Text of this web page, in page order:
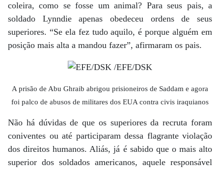
coleira, como se fosse um animal? Para seus pais, a
soldado Lynndie apenas obedeceu ordens de seus
superiores. “Se ela fez tudo aquilo, é porque alguém em
posição mais alta a mandou fazer”, afirmaram os pais.
A prisão de Abu Ghraib abrigou prisioneiros de Saddam e agora
foi palco de abusos de militares dos EUA contra civis iraquianos
Não há dúvidas de que os superiores da recruta foram
coniventes ou até participaram dessa flagrante violação
dos direitos humanos. Aliás, já é sabido que o mais alto
superior dos soldados americanos, aquele responsável